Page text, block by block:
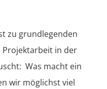
zu grundlegenden
Projektarbeit in der
Was macht ein
wir möglichst viel